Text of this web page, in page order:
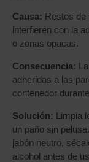
Causa: Restos de
interfieren con la
o zonas opacas.
Consecuencia:
adheridas a las
contenedor
Solución: Limpia
un paño sin
jabón neutro,
alcohol antes de